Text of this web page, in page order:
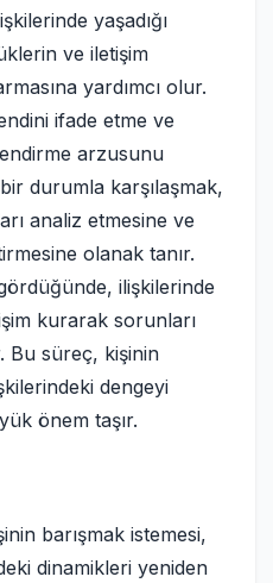
yaşadığı
ve iletişim
yardımcı olur.
ifade etme ve
arzusunu
durumla karşılaşmak,
analiz etmesine ve
olanak tanır.
ilişkilerinde
kurarak sorunları
Bu süreç, kişinin
dengeyi
önem taşır.
barışmak istemesi,
dinamikleri yeniden